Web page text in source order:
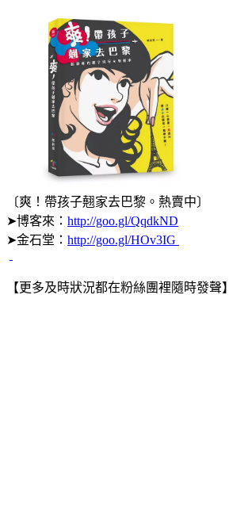
〔爽！帶孩子翹家去巴黎。熱賣中〕
➤博客來： http://goo.gl/QqdkND
➤金石堂： http://goo.gl/HOv3IG
【更多及時狀況都在粉絲團裡隨時發聲】